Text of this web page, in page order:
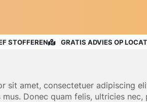
STOFFEREN GRATIS ADVIES OP
sit amet, consectetuer adipiscing
Donec quam felis, ultricies